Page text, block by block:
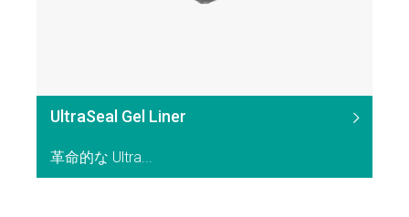
UltraSeal Gel Liner
革命的な Ultra...